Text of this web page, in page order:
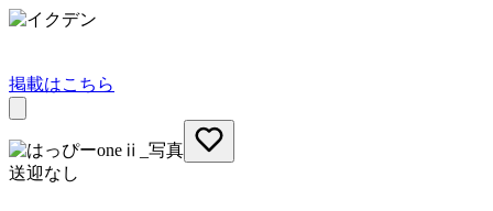
掲載はこちら
送迎なし